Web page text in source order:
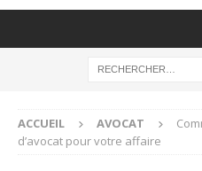
ACCUEIL AVOCAT
d’avocat pour votre affaire